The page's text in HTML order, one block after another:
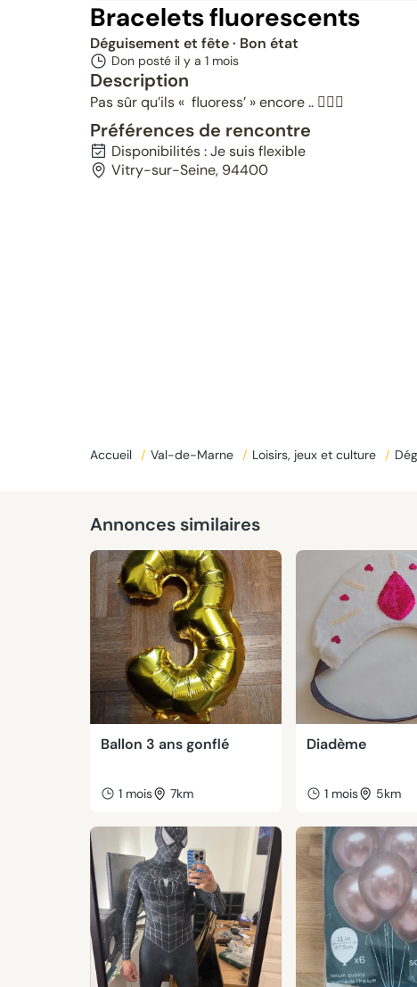
Bracelets fluorescents
Déguisement et fête· Bon état
Don posté il y a 1 mois
Description
Pas sûr qu’ils « fluoress’ » encore .. 🤷🏻‍♀️
Préférences de rencontre
Disponibilités : Je suis flexible
Vitry-sur-Seine, 94400
Accueil / Val-de-Marne / Loisirs, jeux et culture /
Annonces similaires
Ballon 3 ans gonflé
1 mois 7km
Diadème
1 mois 5km